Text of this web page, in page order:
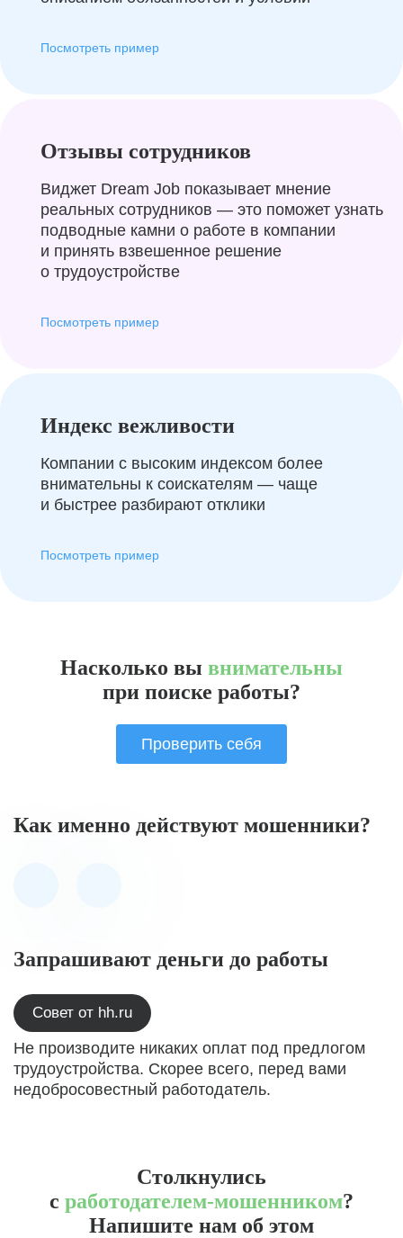
Посмотреть пример
Отзывы сотрудников
Виджет Dream Job показывает мнение
реальных сотрудников — это поможет узнать
подводные камни о работе в компании
и принять взвешенное решение
о трудоустройстве
Посмотреть пример
Индекс вежливости
Компании с высоким индексом более
внимательны к соискателям — чаще
и быстрее разбирают отклики
Посмотреть пример
Насколько вы внимательны
при поиске работы?
Проверить себя
Как именно действуют мошенники?
Запрашивают деньги до работы
Совет от hh.ru
Не производите никаких оплат под предлогом
трудоустройства. Скорее всего, перед вами
недобросовестный работодатель.
Столкнулись
с работодателем-мошенником?
Напишите нам об этом